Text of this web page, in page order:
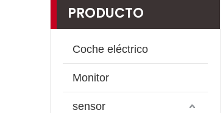
PRODUCTO
Coche eléctrico
Monitor
sensor